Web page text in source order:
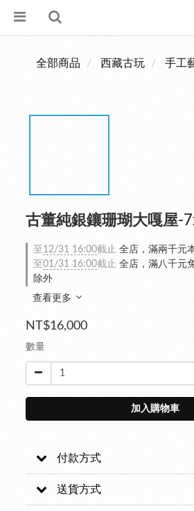
全部商品 西藏古玩 手工
古董純銀鑲珊瑚大嘎屋-
至 12/31 16:00截止 全店，滿兩千元
至01/31 16:00截止 全店，滿八千元
除外
查看更多
NT$16,000
數量
加入購物車
付款方式
送貨方式